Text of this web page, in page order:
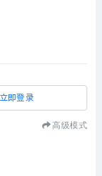
立即登录
高级模式